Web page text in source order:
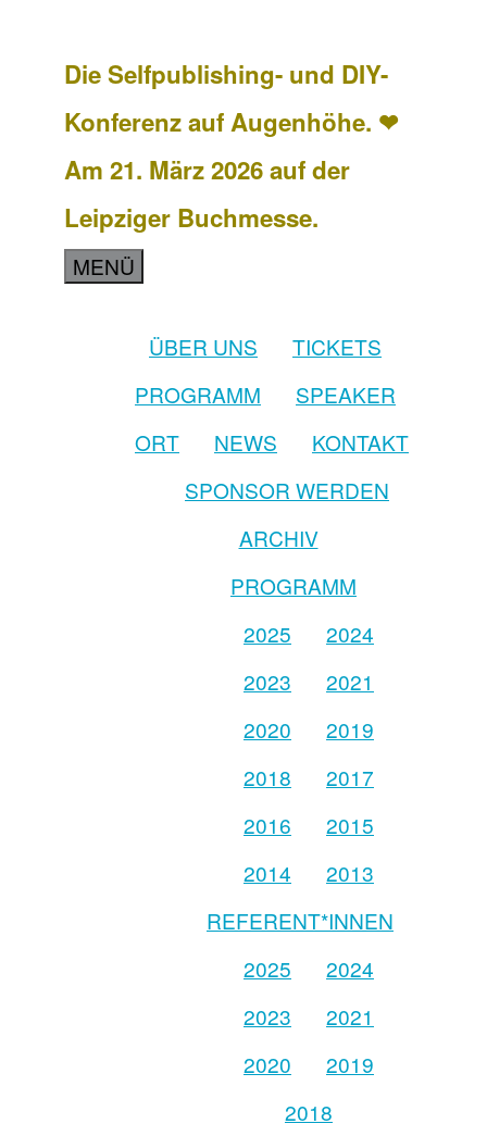
Die Selfpublishing- und DIY-
Konferenz auf Augenhöhe. ❤
Am 21. März 2026 auf der
Leipziger Buchmesse.
MENÜ
ÜBER UNS
TICKETS
PROGRAMM
SPEAKER
ORT
NEWS
KONTAKT
SPONSOR WERDEN
ARCHIV
PROGRAMM
2025
2024
2023
2021
2020
2019
2018
2017
2016
2015
2014
2013
REFERENT*INNEN
2025
2024
2023
2021
2020
2019
2018